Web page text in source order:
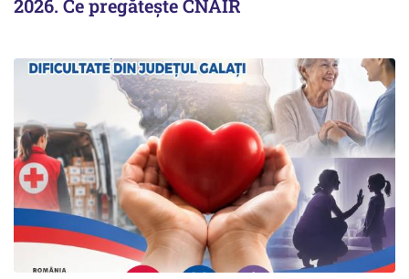
2026. Ce pregăteşte CNAIR